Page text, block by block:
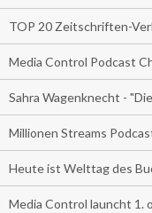
TOP 20 Zeitschriften-
Media Control Podcast
Sahra Wagenknecht -
Millionen Streams
Heute ist Welttag des
Media Control launcht 1.